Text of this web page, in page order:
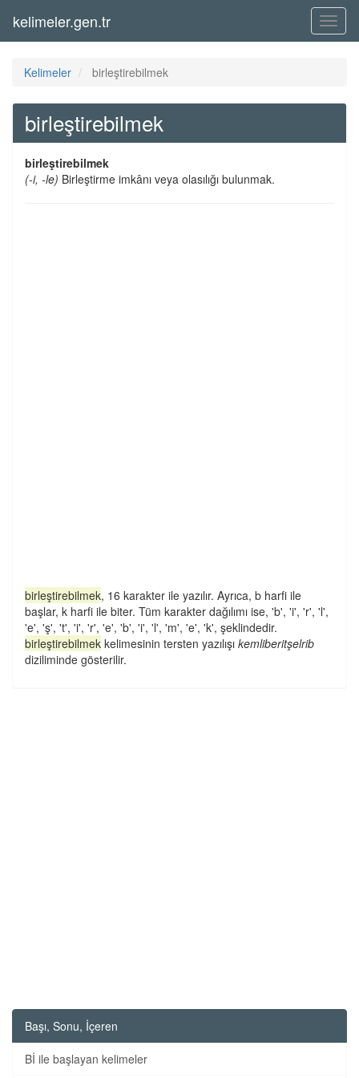
Menü
kelimeler.gen.tr
Kelimeler birleştirebilmek
birleştirebilmek
birleştirebilmek
(-i, -le) Birleştirme imkânı veya olasılığı bulunmak.
birleştirebilmek, 16 karakter ile yazılır. Ayrıca, b harfi ile
başlar, k harfi ile biter. Tüm karakter dağılımı ise, 'b', 'i', 'r', 'l',
'e', 'ş', 't', 'i', 'r', 'e', 'b', 'i', 'l', 'm', 'e', 'k', şeklindedir.
birleştirebilmek kelimesinin tersten yazılışı kemliberitşelrib
diziliminde gösterilir.
Başı, Sonu, İçeren
Bİ ile başlayan kelimeler